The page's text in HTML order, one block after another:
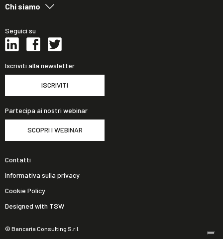
Chi siamo
Seguici su
Iscriviti alla newsletter
ISCRIVITI
Partecipa ai nostri webinar
SCOPRI I WEBINAR
© Bancaria Consulting S.r.l.
Contatti
Informativa sulla privacy
Cookie Policy
Designed with TSW